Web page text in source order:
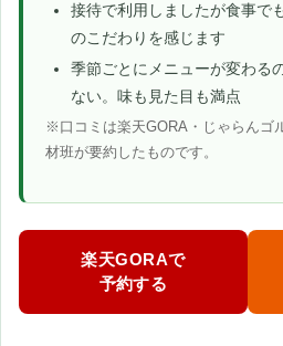
接待で利用しましたが食事で
のこだわりを感じます
季節ごとにメニューが変わる
ない。味も見た目も満点
※口コミは楽天GORA・じゃらんゴ
材班が要約したものです。
楽天GORAで
予約する